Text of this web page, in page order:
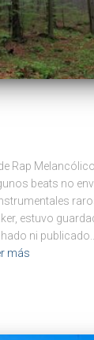
Rap
beats no
estuvo
ni
más